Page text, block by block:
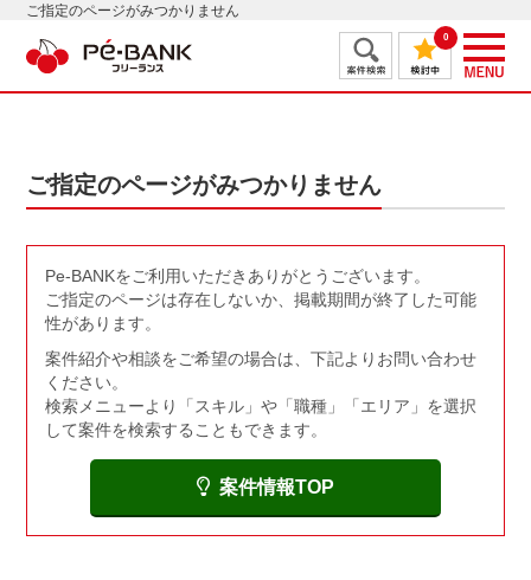
ご指定のページがみつかりません
0
ご指定のページがみつかりません
Pe-BANKをご利用いただきありがとうございます。
ご指定のページは存在しないか、掲載期間が終了した可能
性があります。
案件紹介や相談をご希望の場合は、下記よりお問い合わせ
ください。
検索メニューより「スキル」や「職種」「エリア」を選択
して案件を検索することもできます。
案件情報TOP